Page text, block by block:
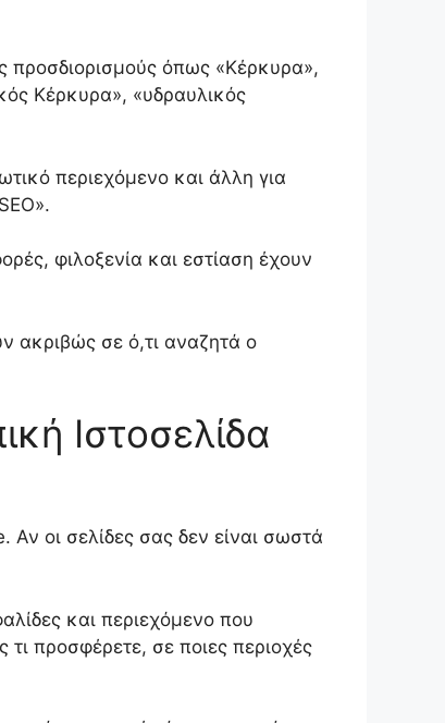
προσδιορισμούς όπως «Κέρκυρα»,
Κέρκυρα», «υδραυλικός
περιεχόμενο και άλλη για
φιλοξενία και εστίαση έχουν
ακριβώς σε ό,τι αναζητά ο
Ιστοσελίδα
Αν οι σελίδες σας δεν είναι σωστά
και περιεχόμενο που
προσφέρετε, σε ποιες περιοχές